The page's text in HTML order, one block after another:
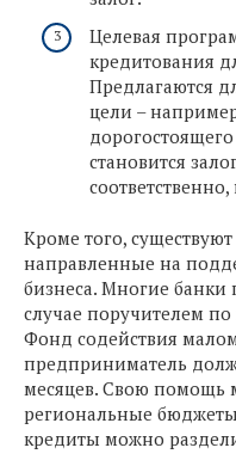
Целевая
кредитования
Предлагаются
цели –
становится
Кроме того,
направленные на
бизнеса. Многие
случае поручителем
Фонд содействия
предприниматель
месяцев. Свою помощь
региональные
кредиты можно